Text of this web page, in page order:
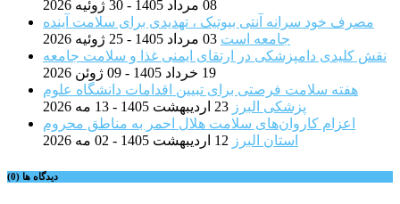
08 مرداد 1405 - 30 ژوئیه 2026
مصرف خود سرانه آنتی بیوتیک ، تهدیدی برای سلامت آینده
جامعه است 03 مرداد 1405 - 25 ژوئیه 2026
نقش کلیدی دامپزشکی در ارتقای ایمنی غذا و سلامت جامعه
19 خرداد 1405 - 09 ژوئن 2026
هفته سلامت فرصتی برای تبیین اقدامات دانشگاه علوم
پزشکی البرز 23 اردیبهشت 1405 - 13 مه 2026
اعزام کاروان‌های سلامت هلال احمر به مناطق محروم
استان البرز 12 اردیبهشت 1405 - 02 مه 2026
دیدگاه ها (0)